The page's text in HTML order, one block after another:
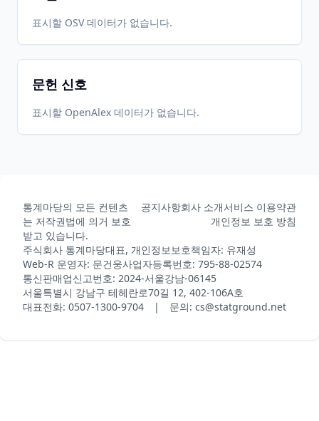
표시할 OSV 데이터가 없습니다.
문헌 신호
표시할 OpenAlex 데이터가 없습니다.
통계마당의 모든 컨텐츠
는 저작권법에 의거 보호
받고 있습니다.
공지사항회사 소개서비스 이용약관
개인정보 보호 방침
주식회사 통계마당대표, 개인정보보호책임자: 유재성
Web-R 운영자: 문건웅사업자등록번호: 795-88-02574
통신판매업신고번호: 2024-서울강남-06145
서울특별시 강남구 테헤란로70길 12, 402-106A호
대표전화: 0507-1300-9704 | 문의: cs@statground.net